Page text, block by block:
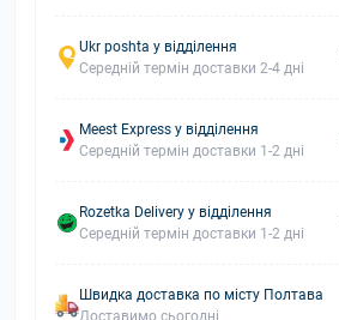
Ukr poshta у відділення
Середній термін доставки 2-4 дні
Meest Express у відділення
Середній термін доставки 1-2 дні
Rozetka Delivery у відділення
Середній термін доставки 1-2 дні
Швидка доставка по місту Полтава